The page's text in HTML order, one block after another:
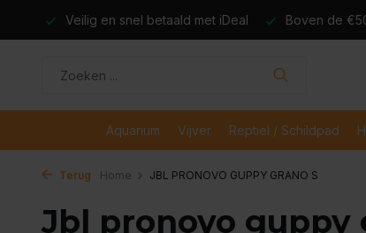
Veilig en snel betaald met iDeal Boven de
Aquarium Vijver Reptiel / Schildpad
Terug Home JBL PRONOVO GUPPY GRANO S
Jbl pronovo guppy